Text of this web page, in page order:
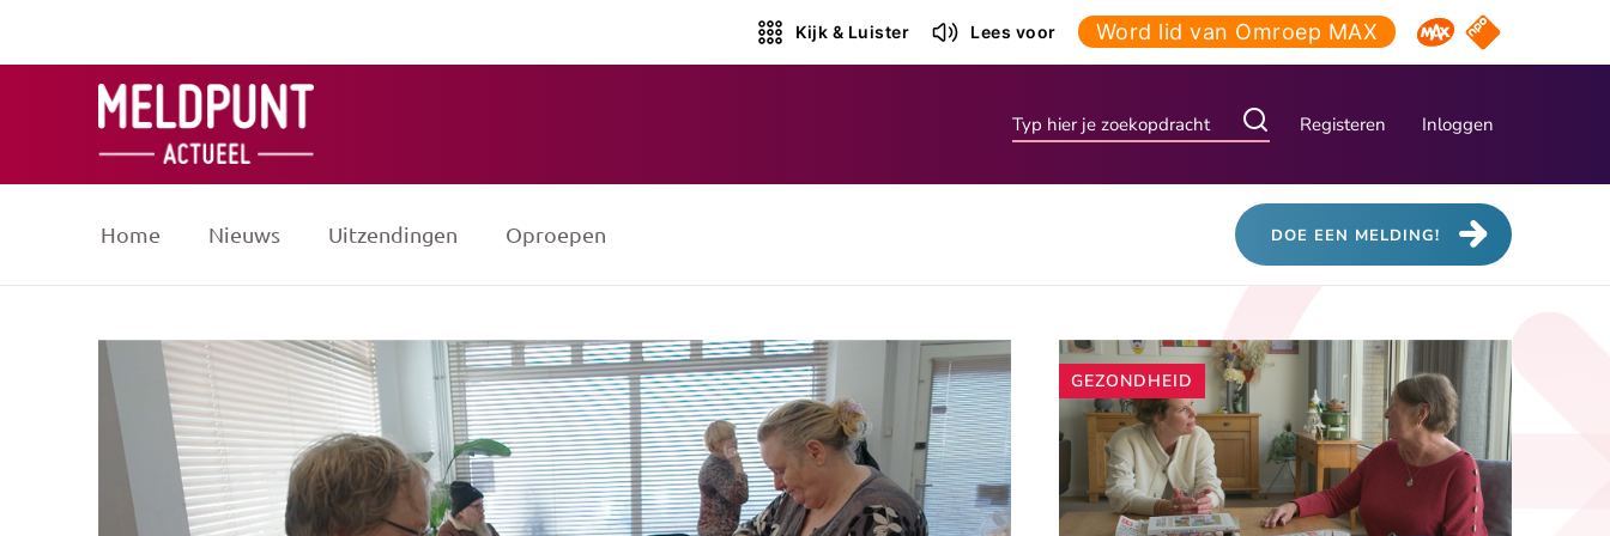
Kijk & Luister Lees voor Word lid van Omroep MAX Omroep MAX
NPO Start
Registeren Inloggen
Home Nieuws Uitzendingen Oproepen DOE EEN MELDING!
Andere
artikelen
GEZONDHEID